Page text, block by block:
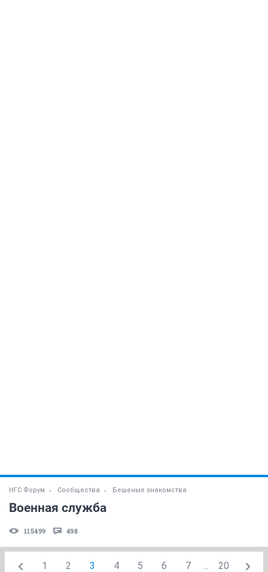
НГС.Форум Сообщества Бешеные знакомства
Военная служба
115499 498
1 2 3 4 5 6 7 ... 20